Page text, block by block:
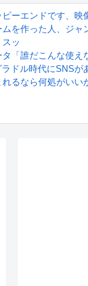
場が開幕
ピーエンドです、
を作った人、ジャ
スッ
タ「誰だこんな使
ドル時代にSNS
るなら何処がいい